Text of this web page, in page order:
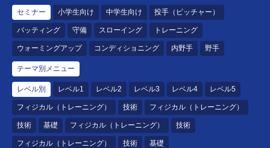
セミナー 小学生向け 中学生向け 投手（ピッチャー）
バッティング 守備 スローイング トレーニング
ウォーミングアップ コンディショニング 内野手 野手
テーマ別メニュー
レベル別 レベル1 レベル2 レベル3 レベル4 レベル5
フィジカル（トレーニング） 技術 フィジカル（トレーニング）
技術 基礎 フィジカル（トレーニング） 技術
フィジカル（トレーニング） 技術 基礎